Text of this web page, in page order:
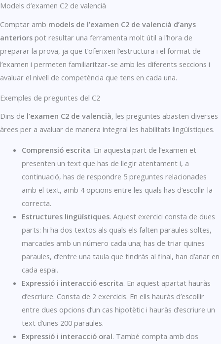
Models d’examen C2 de valencià
Comptar amb models de l’examen C2 de valencià d’anys
anteriors pot resultar una ferramenta molt útil a l’hora de
preparar la prova, ja que t’oferixen l’estructura i el format de
l’examen i permeten familiaritzar-se amb les diferents seccions i
avaluar el nivell de competència que tens en cada una.
Exemples de preguntes del C2
Dins de l’examen C2 de valencià, les preguntes abasten diverses
àrees per a avaluar de manera integral les habilitats lingüístiques.
Comprensió escrita. En aquesta part de l’examen et
presenten un text que has de llegir atentament i, a
continuació, has de respondre 5 preguntes relacionades
amb el text, amb 4 opcions entre les quals has d’escollir la
correcta.
Estructures lingüístiques. Aquest exercici consta de dues
parts: hi ha dos textos als quals els falten paraules soltes,
marcades amb un número cada una; has de triar quines
paraules, d’entre una taula que tindràs al final, han d’anar en
cada espai.
Expressió i interacció escrita. En aquest apartat hauràs
d’escriure. Consta de 2 exercicis. En ells hauràs d’escollir
entre dues opcions d’un cas hipotètic i hauràs d’escriure un
text d’unes 200 paraules.
Expressió i interacció oral. També compta amb dos